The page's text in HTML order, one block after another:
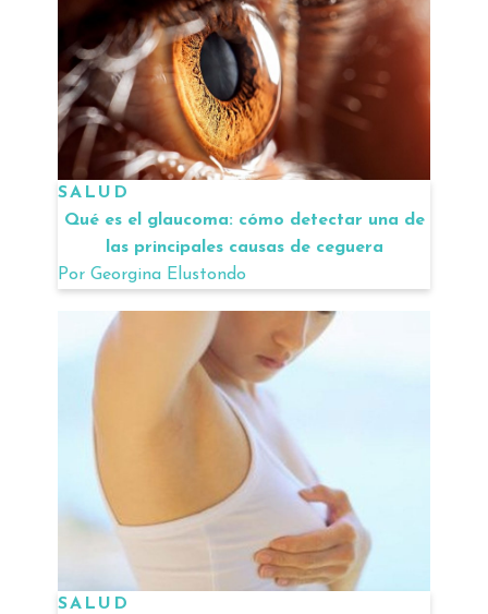
SALUD
Qué es el glaucoma: cómo detectar una de
las principales causas de ceguera
Por Georgina Elustondo
SALUD